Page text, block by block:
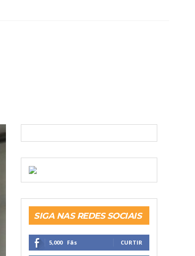
SIGA NAS REDES SOCIAIS
5,000 Fãs CURTIR